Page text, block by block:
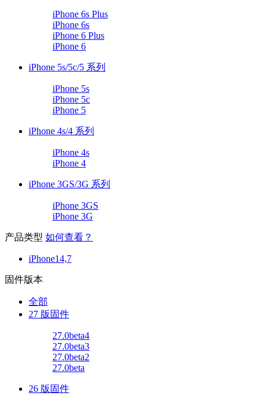
iPhone 6s Plus
iPhone 6s
iPhone 6 Plus
iPhone 6
iPhone 5s/5c/5 系列
iPhone 5s
iPhone 5c
iPhone 5
iPhone 4s/4 系列
iPhone 4s
iPhone 4
iPhone 3GS/3G 系列
iPhone 3GS
iPhone 3G
产品类型 如何查看？
iPhone14,7
固件版本
全部
27 版固件
27.0beta4
27.0beta3
27.0beta2
27.0beta
26 版固件